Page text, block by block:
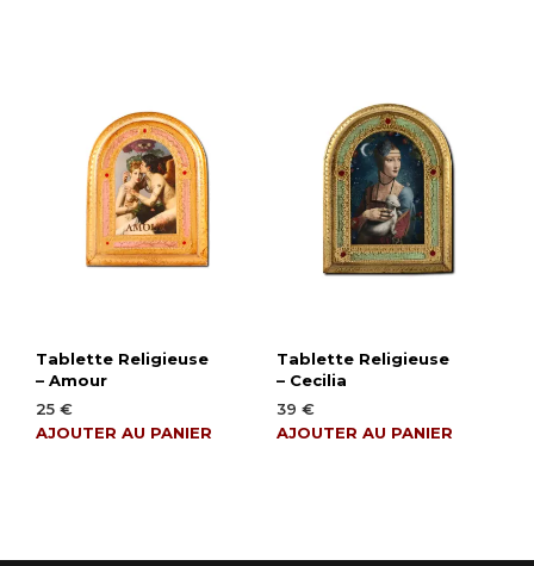
Tablette Religieuse
– Amour
25 €
AJOUTER AU PANIER
Tablette Religieuse
– Cecilia
39 €
AJOUTER AU PANIER